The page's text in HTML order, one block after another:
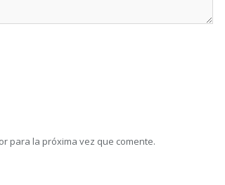
para la próxima vez que comente.